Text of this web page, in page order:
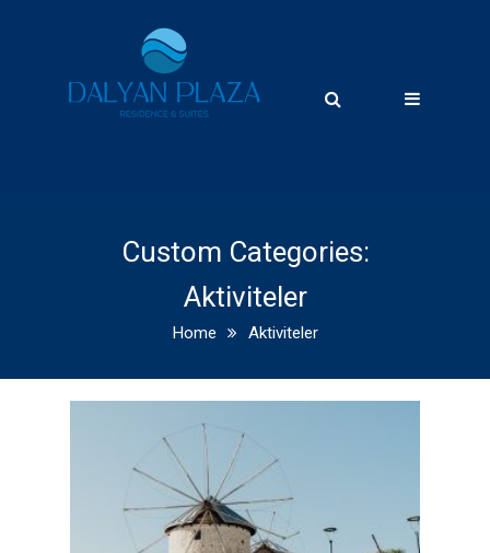
Custom Categories:
Aktiviteler
Home Aktiviteler